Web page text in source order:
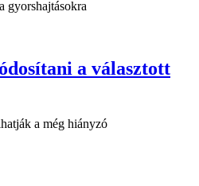
gyorshajtásokra
a választott
a még hiányzó